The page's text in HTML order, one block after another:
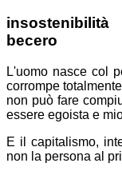
becero
L'uomo nasce col
corrompe
non può fare
essere egoista e
E il capitalismo,
non la persona al